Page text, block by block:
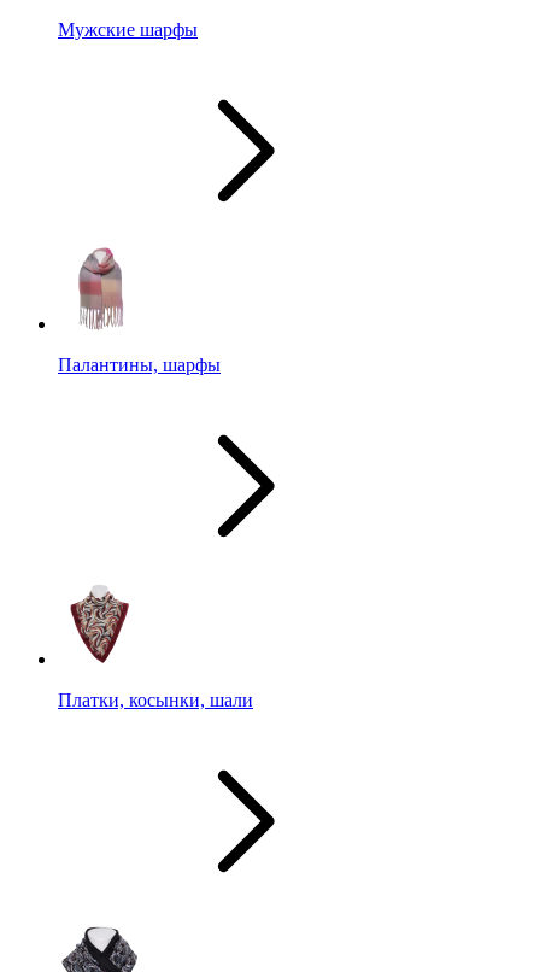
Мужские шарфы
Палантины, шарфы
Платки, косынки, шали